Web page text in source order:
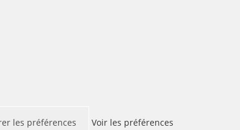
les préférences Voir les préférences